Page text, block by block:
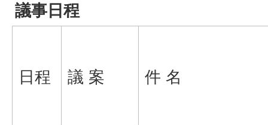
議事日程
日程 議 案 件 名